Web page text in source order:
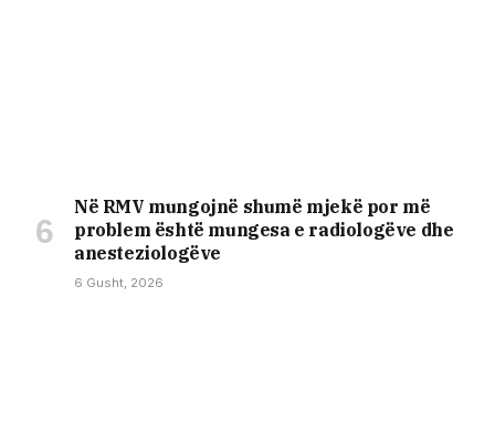
Në RMV mungojnë shumë mjekë por më
problem është mungesa e radiologëve dhe
anesteziologëve
6 Gusht, 2026